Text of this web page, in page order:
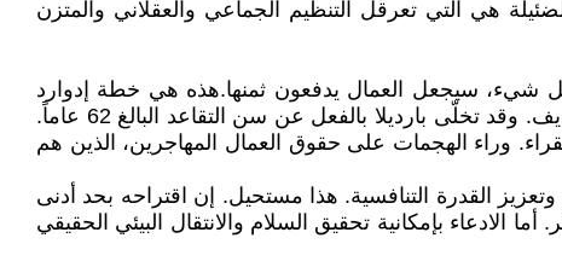
هي التي تعرقل التنظيم الجماعي والعقلاني والمتزن
كل شيء، سيجعل العمال يدفعون ثمنها.هذه هي خطة إدوارد
فيليب المعلنة. لكن هذا ما سيفعله التجمع الوطني أيضاً. فكلما اقترب بارديلا/لوبان من السلطة، كلما تبنّيا أجندة حزب ميديف. وقد تخلّى بارديلا بالفعل عن سن التقاعد البالغ 62 عاماً.
وراء الهجمات على حقوق العمال المهاجرين، الذين هم
القدرة التنافسية. هذا مستحيل. إن اقتراحه بحد أدنى
أما الادعاء بإمكانية تحقيق السلام والانتقال البيئي الحقيقي